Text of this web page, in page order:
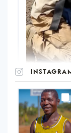
UNOPS
on
Instagram